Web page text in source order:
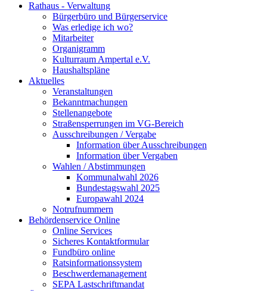
Rathaus - Verwaltung
Bürgerbüro und Bürgerservice
Was erledige ich wo?
Mitarbeiter
Organigramm
Kulturraum Ampertal e.V.
Haushaltspläne
Aktuelles
Veranstaltungen
Bekanntmachungen
Stellenangebote
Straßensperrungen im VG-Bereich
Ausschreibungen / Vergabe
Information über Ausschreibungen
Information über Vergaben
Wahlen / Abstimmungen
Kommunalwahl 2026
Bundestagswahl 2025
Europawahl 2024
Notrufnummern
Behördenservice Online
Online Services
Sicheres Kontaktformular
Fundbüro online
Ratsinformationssystem
Beschwerdemanagement
SEPA Lastschriftmandat